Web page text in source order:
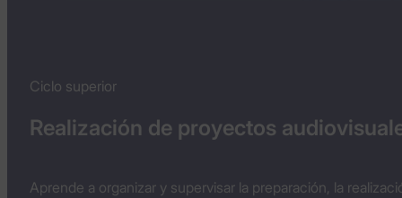
Realización de proyectos
Ciclo superior
Aprende a organizar y supervisar la preparación, la